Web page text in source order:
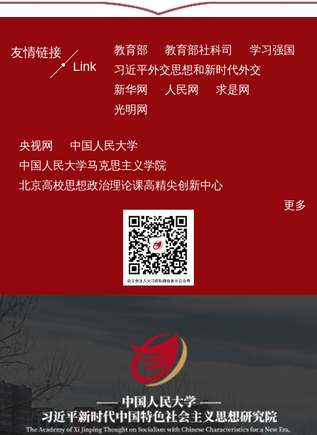
友情链接
Link
教育部 教育部社科司
学习强国
习近平外交思想和新时代外交
新华网
人民网
求是网
光明网
央视网
中国人民大学
中国人民大学马克思主义学院
北京高校思想政治理论课高精尖创新中心
更多